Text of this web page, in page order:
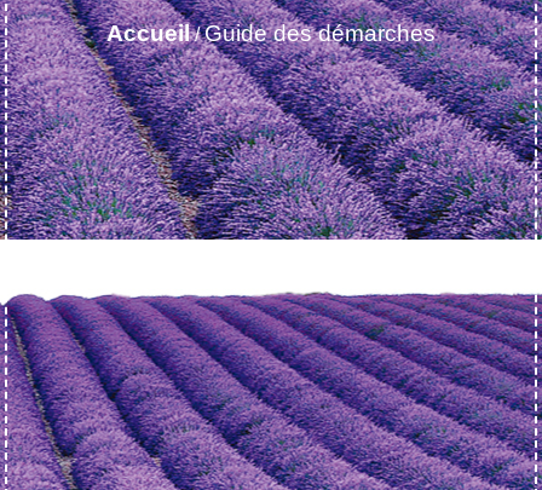
Accueil/Guide des démarches